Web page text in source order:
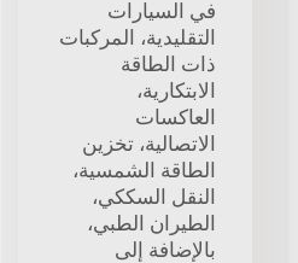
في السيارات
التقليدية، المركبات
ذات الطاقة
الابتكارية،
العاكسات
الاتصالية، تخزين
الطاقة الشمسية،
النقل السككي،
الطيران الطبي،
بالإضافة إلى